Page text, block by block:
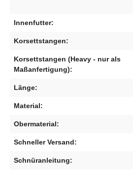
Innenfutter:
Korsettstangen:
Korsettstangen (Heavy - nur als
Maßanfertigung):
Länge:
Material:
Obermaterial:
Schneller Versand:
Schnüranleitung: